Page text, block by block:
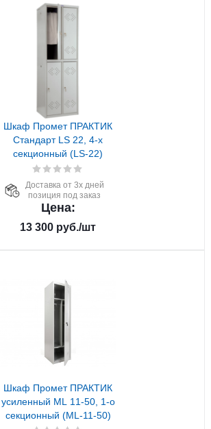
Шкаф Промет ПРАКТИК
Стандарт LS 22, 4-х
секционный (LS-22)
Доставка от 3х дней
позиция под заказ
Цена:
13 300 руб./шт
Шкаф Промет ПРАКТИК
усиленный ML 11-50, 1-о
секционный (ML-11-50)